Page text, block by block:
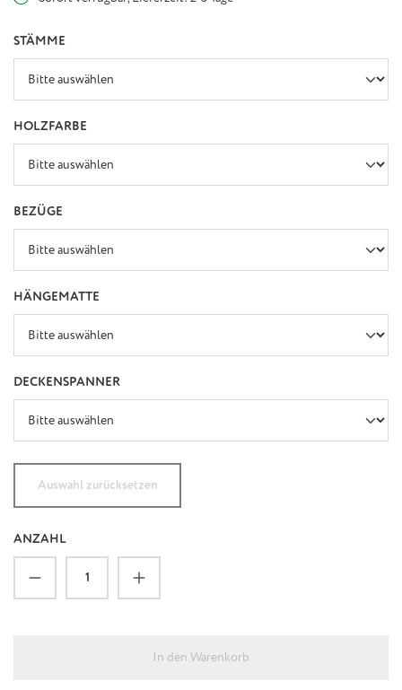
STÄMME
HOLZFARBE
BEZÜGE
HÄNGEMATTE
DECKENSPANNER
Auswahl zurücksetzen
ANZAHL
Produkt Anzahl: Gib den gewünschten Wert
In den Warenkorb